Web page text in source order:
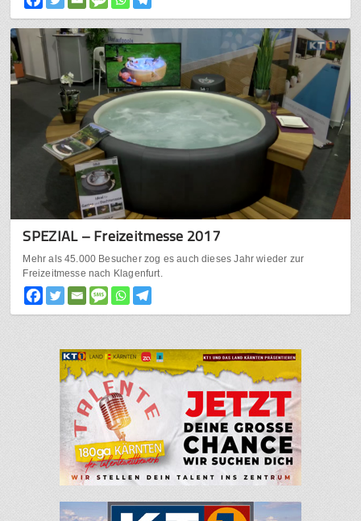
SPEZIAL – Freizeitmesse 2017
Mehr als 45.000 Besucher zog es auch dieses Jahr wieder zur
Freizeitmesse nach Klagenfurt.